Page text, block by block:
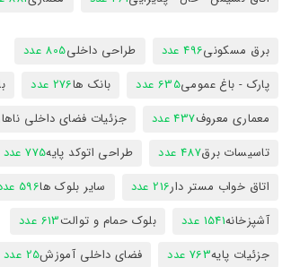
برق مسکونی496 عدد طراحی داخلی805 عدد
پارک - باغ عمومی635 عدد بانک ها276 عدد
معماری معروف437 عدد جزئیات فضای داخلی
تاسیسات برق487 عدد طراحی اتوکد پایه775 عدد
اتاق خواب مستر دار216 عدد سایر بلوک ها596 عدد
آشپزخانه1541 عدد بلوک حمام و توالت613 عدد
جزئیات پایه763 عدد فضای داخلی آموزش25 عدد